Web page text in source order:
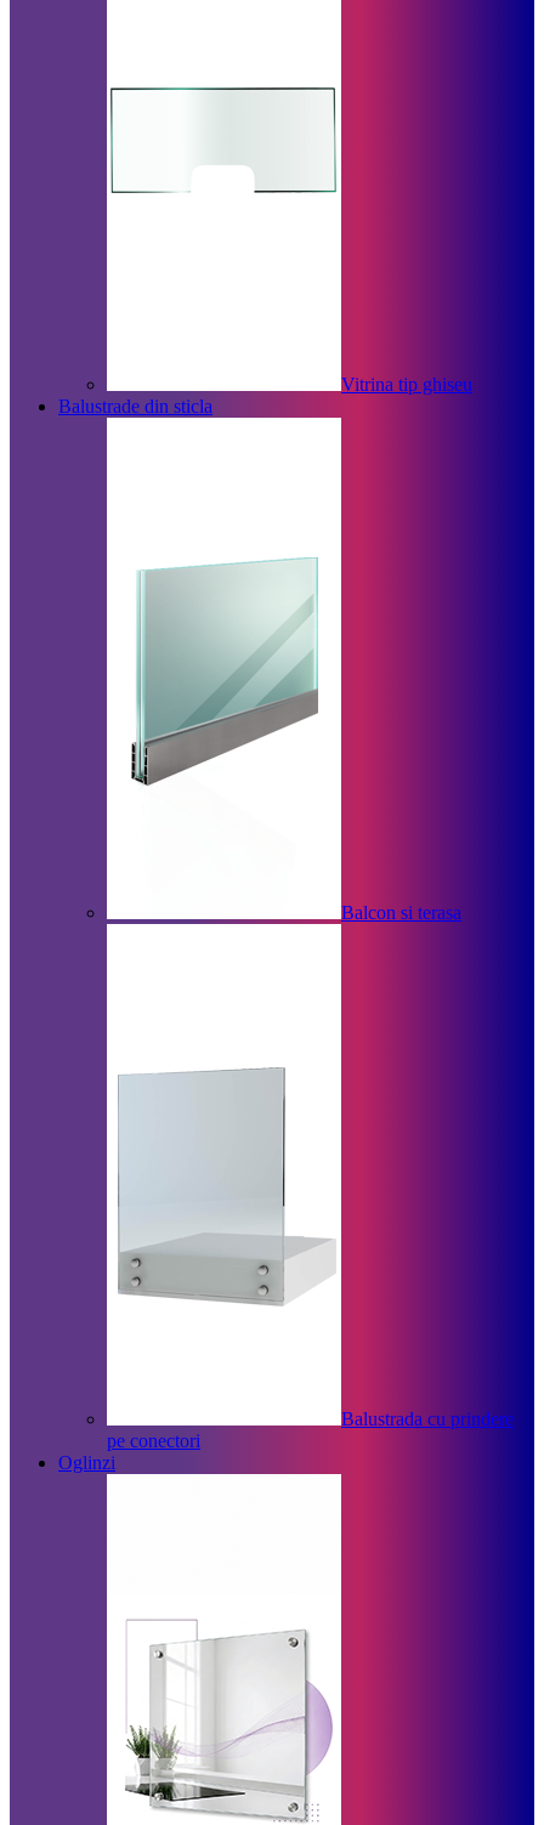
Vitrina tip ghiseu
Balustrade din sticla
Balcon si terasa
Balustrada cu prindere
pe conectori
Oglinzi